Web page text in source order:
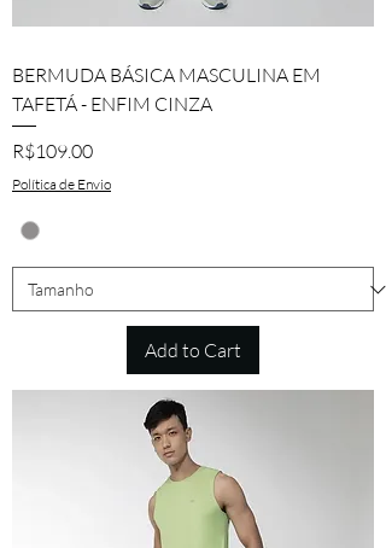
BERMUDA BÁSICA MASCULINA EM
TAFETÁ - ENFIM CINZA
Price
R$109.00
Política de Envio
Add to Cart